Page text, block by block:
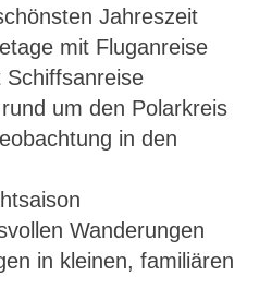
Jahreszeit
mit Fluganreise
um den Polarkreis
in den
Wanderungen
in kleinen, familiären